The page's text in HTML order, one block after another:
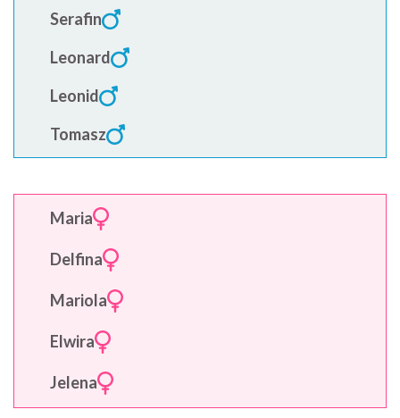
Serafin
Leonard
Leonid
Tomasz
Maria
Delfina
Mariola
Elwira
Jelena